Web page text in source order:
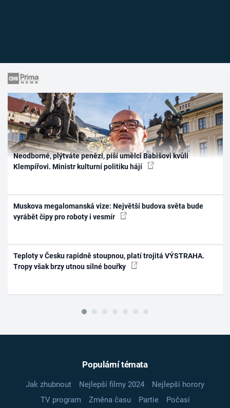
Neodborné, plýtváte penězi, píší umělci Babišovi kvůli
Klempířovi. Ministr kulturní politiku hájí
Muskova megalomanská vize: Největší budova světa bude
vyrábět čipy pro roboty i vesmír
Teploty v Česku rapidně stoupnou, platí trojitá VÝSTRAHA.
Tropy však brzy utnou silné bouřky
Populární témata
Jak zhubnout Nejlepší filmy 2024
Nejlepší horory
TV program
Změna času Partie
Počasí